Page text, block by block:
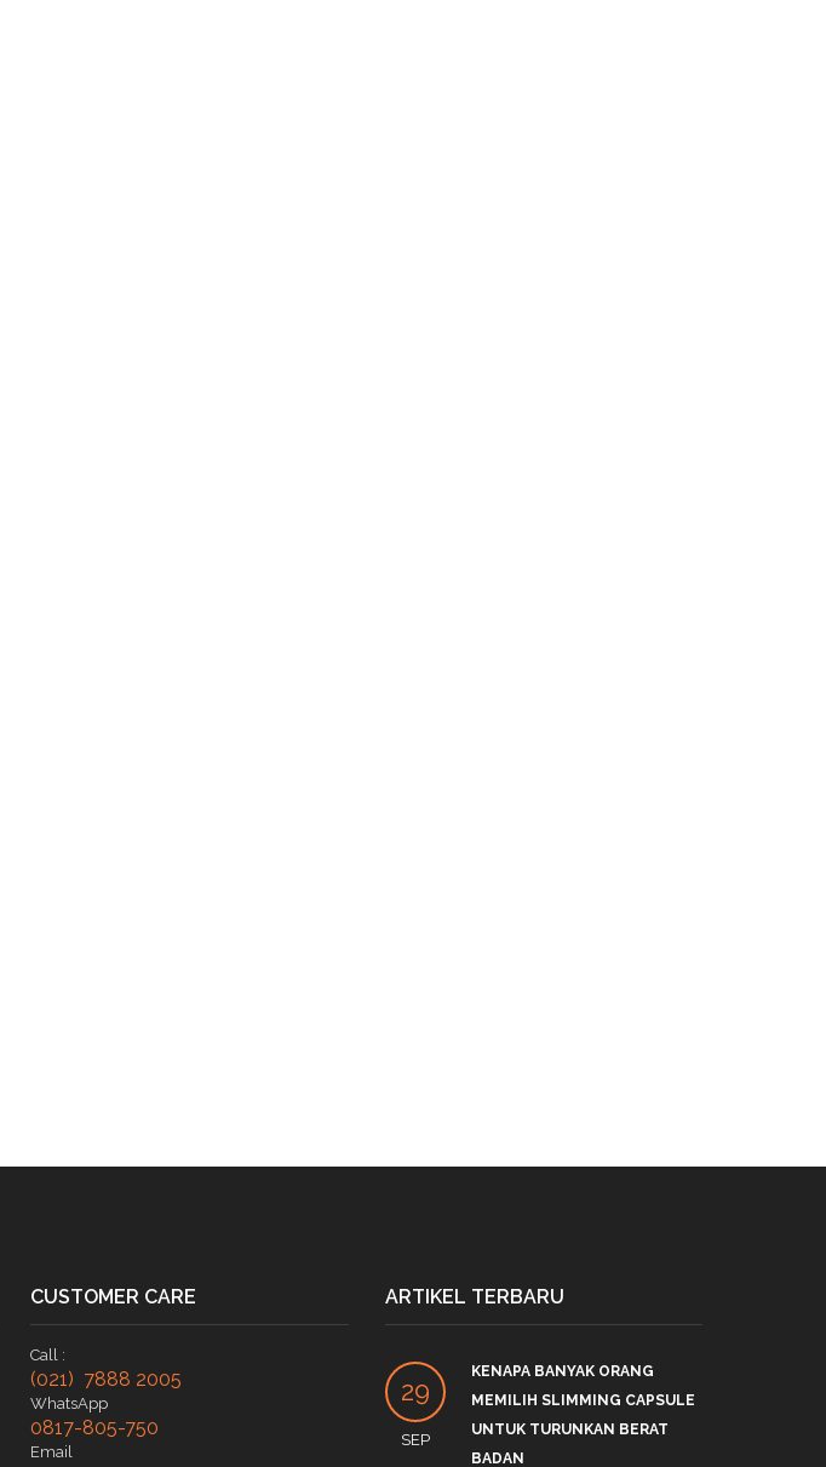
CUSTOMER CARE
Call :
(021) 7888 2005
WhatsApp
0817-805-750
Email
ARTIKEL TERBARU
29
SEP
KENAPA BANYAK ORANG
MEMILIH SLIMMING CAPSULE
UNTUK TURUNKAN BERAT
BADAN